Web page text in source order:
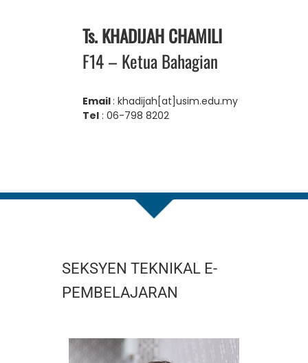
Ts. KHADIJAH CHAMILI
F14 – Ketua Bahagian
Email : khadijah[at]usim.edu.my
Tel : 06-798 8202
SEKSYEN TEKNIKAL E-
PEMBELAJARAN